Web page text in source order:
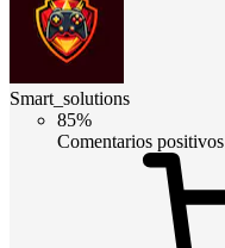
Smart_solutions
85%
Comentarios positivos